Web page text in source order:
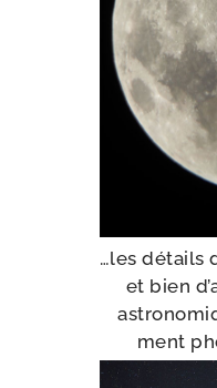
…les détails
et bien
ment